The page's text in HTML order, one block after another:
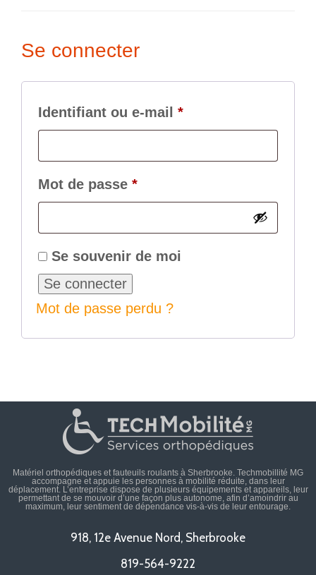
Se connecter
Identifiant ou e-mail *
Mot de passe *
Se souvenir de moi
Se connecter
Mot de passe perdu ?
Matériel orthopédiques et fauteuils roulants à Sherbrooke. Techmobillité MG
accompagne et appuie les personnes à mobilité réduite, dans leur
déplacement. L’entreprise dispose de plusieurs équipements et appareils, leur
permettant de se mouvoir d’une façon plus autonome, afin d’amoindrir au
maximum, leur sentiment de dépendance vis-à-vis de leur entourage.
918, 12e Avenue Nord, Sherbrooke
819-564-9222